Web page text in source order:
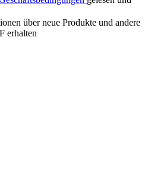
über neue Produkte und andere
erhalten